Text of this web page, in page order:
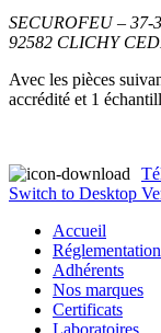
SECUROFEU – 37-
92582 CLICHY
Avec les pièces
accrédité et 1
Switch to Desktop
Accueil
Réglementation
Adhérents
Nos marques
Certificats
Laboratoires